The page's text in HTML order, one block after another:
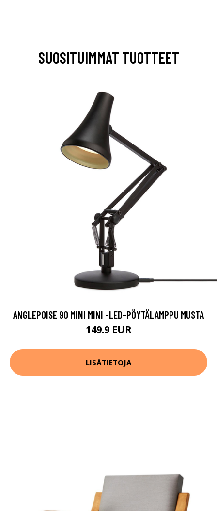
SUOSITUIMMAT TUOTTEET
ANGLEPOISE 90 MINI MINI -LED-PÖYTÄLAMPPU MUSTA
149.9 EUR
LISÄTIETOJA